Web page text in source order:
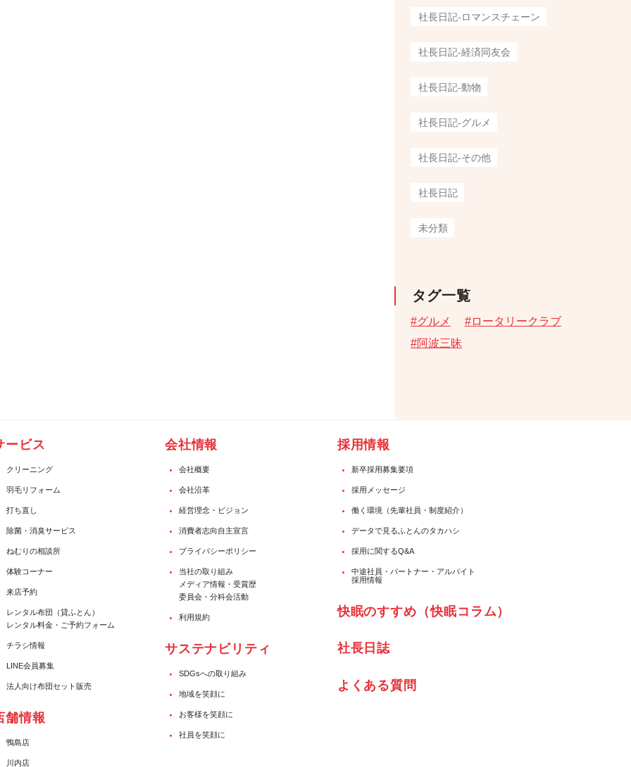
社長日記-ロマンスチェーン
社長日記-経済同友会
社長日記-動物
社長日記-グルメ
社長日記-その他
社長日記
未分類
タグ一覧
グルメ
ロータリークラブ
阿波三昧
ービス
クリーニング
羽毛リフォーム
打ち直し
除菌・消臭サービス
ねむりの相談所
体験コーナー
来店予約
レンタル布団（貸ふとん）
レンタル料金・ご予約フォーム
チラシ情報
LINE会員募集
法人向け布団セット販売
舗情報
鴨島店
川内店
会社情報
会社概要
会社沿革
経営理念・ビジョン
消費者志向自主宣言
プライバシーポリシー
当社の取り組み
メディア情報・受賞歴
委員会・分科会活動
利用規約
サステナビリティ
SDGsへの取り組み
地域を笑顔に
お客様を笑顔に
社員を笑顔に
採用情報
新卒採用募集要項
採用メッセージ
働く環境（先輩社員・制度紹介）
データで見るふとんのタカハシ
採用に関するQ&A
中途社員・パートナー・アルバイト
採用情報
快眠のすすめ（快眠コラム）
社⾧日誌
よくある質問